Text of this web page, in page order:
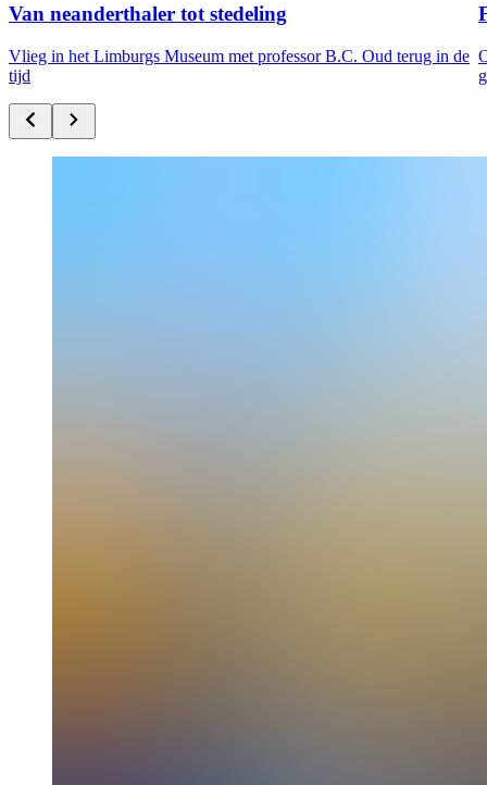
Van neanderthaler tot stedeling
Vlieg in het Limburgs Museum met professor B.C. Oud terug in de
tijd